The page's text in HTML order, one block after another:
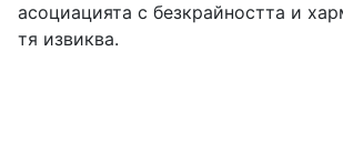
асоциацията с безкрайността и
тя извиква.